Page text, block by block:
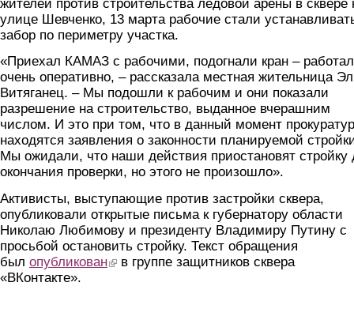
жителей против строительства ледовой арены в сквере
улице Шевченко, 13 марта рабочие стали
забор по периметру участка.
«Приехал КАМАЗ с рабочими, подогнали кран –
очень оперативно, – рассказала местная жительница
Витяганец. – Мы подошли к рабочим и они показали
разрешение на строительство, выданное вчерашним
числом. И это при том, что в данный момент
находятся заявления о законности планируемой
Мы ожидали, что наши действия приостановят стройку
окончания проверки, но этого не произошло».
Активисты, выступающие против застройки сквера,
опубликовали открытые письма к губернатору области
Николаю Любимову и президенту Владимиру Путину с
просьбой остановить стройку. Текст обращения
был опубликован(link is external)
в группе защитников сквера
«ВКонтакте».